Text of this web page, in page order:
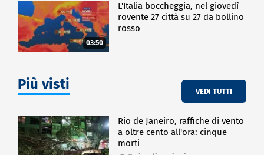
03:50
L'Italia boccheggia, nel giovedì
rovente 27 città su 27 da bollino
rosso
Più visti VEDI TUTTI
Rio de Janeiro, raffiche di vento
a oltre cento all'ora: cinque
morti